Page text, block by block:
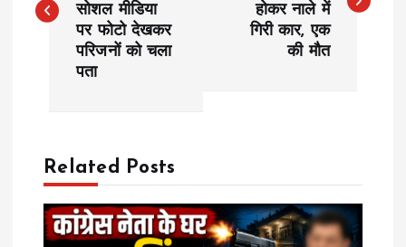
s
a
v
सोशल मीडिया
पर फोटो देखकर
परिजनों को चला
पता
होकर नाले में
गिरी कार, एक
की मौत
Related Posts